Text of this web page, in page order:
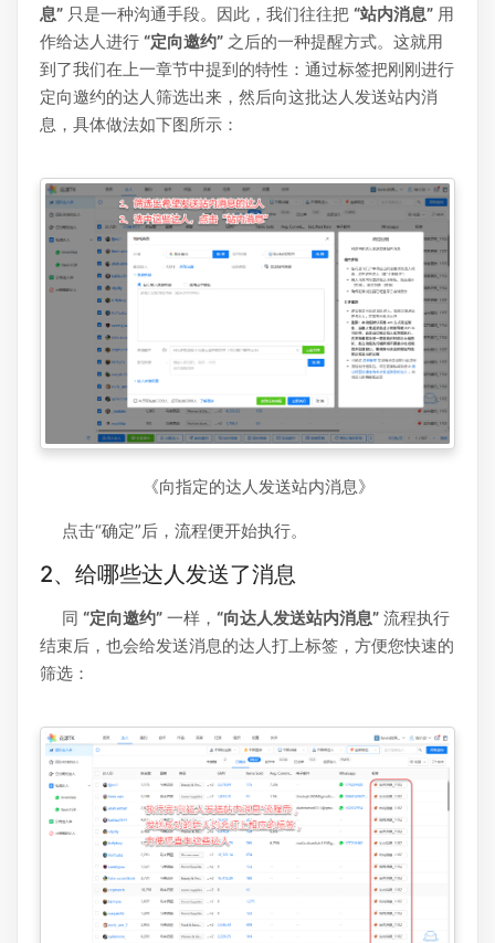
息” 只是一种沟通手段。因此，我们往往把 “站内消息” 用
作给达人进行 “定向邀约” 之后的一种提醒方式。这就用
到了我们在上一章节中提到的特性：通过标签把刚刚进行
定向邀约的达人筛选出来，然后向这批达人发送站内消
息，具体做法如下图所示：
《向指定的达人发送站内消息》
点击“确定”后，流程便开始执行。
2、给哪些达人发送了消息
同 “定向邀约” 一样， “向达人发送站内消息” 流程执行
结束后，也会给发送消息的达人打上标签，方便您快速的
筛选：